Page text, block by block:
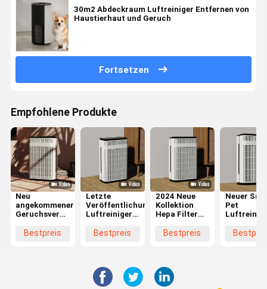
30m2 Abdeckraum Luftreiniger Entfernen von
Haustierhaut und Geruch
Fortsetzen
Empfohlene Produkte
Neu
angekommener
Geruchsvernichter
Haustierluftreiniger
Bestpreis
Letzte
Veröffentlichungen
Luftreiniger
Adsorption
Entfernen
Geruch
Bestpreis
2024 Neue
Kollektion
Hepa Filter
Haustier
Bestpreis
Neuer
Pet
Steuerung